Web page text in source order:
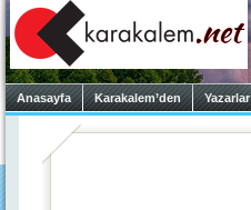
Anasayfa Karakalem’den Yazarlar